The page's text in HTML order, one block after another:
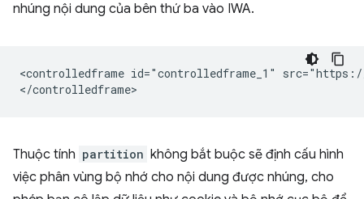
nhúng nội dung của bên thứ ba vào IWA.
<controlledframe id="controlledframe_1" src="https://
Thuộc tính partition không bắt buộc sẽ định cấu hình
việc phân vùng bộ nhớ cho nội dung được nhúng, cho